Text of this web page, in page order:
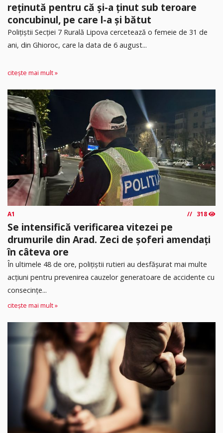
reținută pentru că și-a ținut sub teroare
concubinul, pe care l-a și bătut
​Polițiștii Secției 7 Rurală Lipova cercetează o femeie de 31 de
ani, din Ghioroc, care la data de 6 august...
citește mai mult »
A1 318
Se intensifică verificarea vitezei pe
drumurile din Arad. Zeci de șoferi amendați
în câteva ore
În ultimele 48 de ore, polițiștii rutieri au desfășurat mai multe
acțiuni pentru prevenirea cauzelor generatoare de accidente cu
consecințe...
citește mai mult »